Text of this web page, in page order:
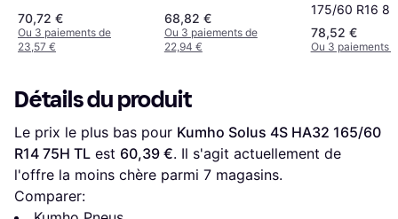
70,72 €
Ou 3 paiements de
23,57 €
68,82 €
Ou 3 paiements de
22,94 €
175/60 R16
78,52 €
Ou 3 paiements
Détails du produit
Le prix le plus bas pour Kumho Solus 4S HA32 165/60
R14 75H TL est 60,39 €. Il s'agit actuellement de
l'offre la moins chère parmi 7 magasins.
Comparer: